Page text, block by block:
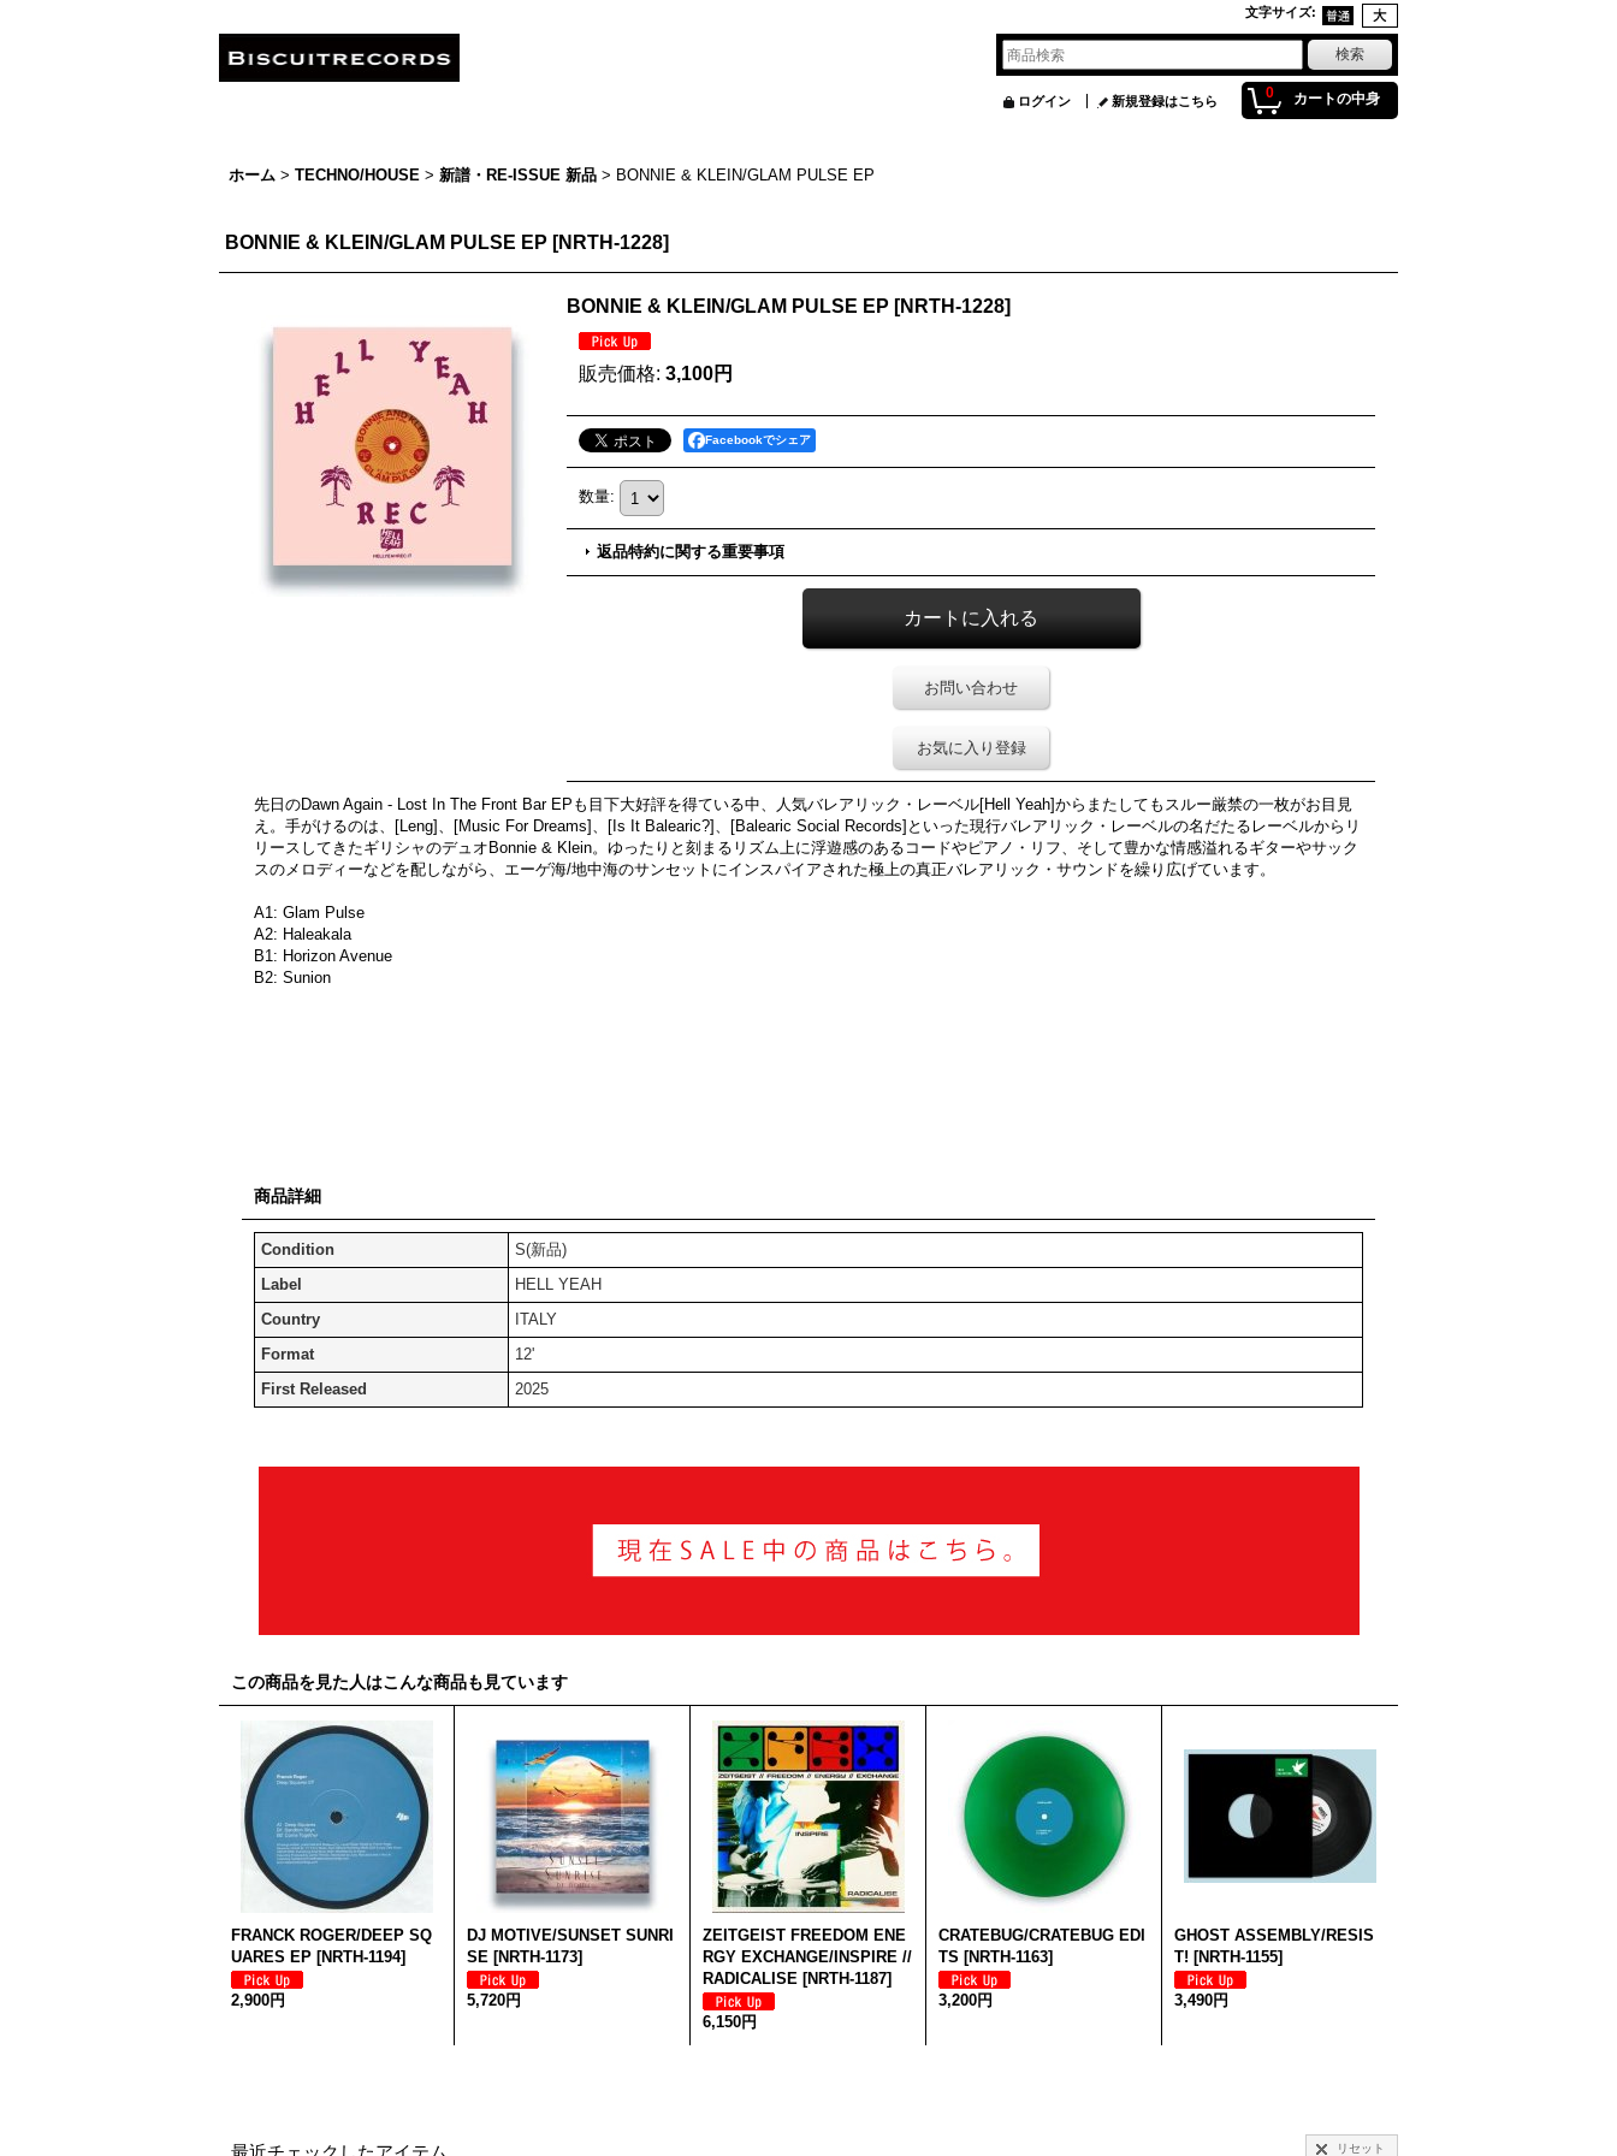
文字サイズ:
0 カートの中身
ログイン 新規登録はこちら
ホーム > TECHNO/HOUSE > 新譜・RE-ISSUE 新品 > BONNIE & KLEIN/GLAM PULSE EP
BONNIE & KLEIN/GLAM PULSE EP [NRTH-1228]
BONNIE & KLEIN/GLAM PULSE EP [NRTH-1228]
販売価格: 3,100円
Facebookでシェア
数量:
返品特約に関する重要事項
お問い合わせ
お気に入り登録
先日のDawn Again - Lost In The Front Bar EPも目下大好評を得ている中、人気バレアリック・レーベル[Hell Yeah]からまたしてもスルー厳禁の一枚がお目見
え。手がけるのは、[Leng]、[Music For Dreams]、[Is It Balearic?]、[Balearic Social Records]といった現行バレアリック・レーベルの名だたるレーベルからリ
リースしてきたギリシャのデュオBonnie & Klein。ゆったりと刻まるリズム上に浮遊感のあるコードやピアノ・リフ、そして豊かな情感溢れるギターやサック
スのメロディーなどを配しながら、エーゲ海/地中海のサンセットにインスパイアされた極上の真正バレアリック・サウンドを繰り広げています。
A1: Glam Pulse
A2: Haleakala
B1: Horizon Avenue
B2: Sunion
商品詳細
Condition
S(新品)
Label
HELL YEAH
Country
ITALY
Format
12'
First Released
2025
この商品を見た人はこんな商品も見ています
FRANCK ROGER/DEEP SQ
UARES EP [NRTH-1194]
2,900円
DJ MOTIVE/SUNSET SUNRI
SE [NRTH-1173]
5,720円
ZEITGEIST FREEDOM ENE
RGY EXCHANGE/INSPIRE //
RADICALISE [NRTH-1187]
6,150円
CRATEBUG/CRATEBUG EDI
TS [NRTH-1163]
3,200円
GHOST ASSEMBLY/RESIS
T! [NRTH-1155]
3,490円
最近チェックしたアイテム リセット